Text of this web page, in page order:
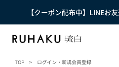
【クーポン配布中】LINEお
TOP > ログイン・新規会員登録